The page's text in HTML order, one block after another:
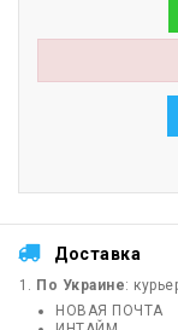
Доставка
По Украине:
НОВАЯ ПОЧТА